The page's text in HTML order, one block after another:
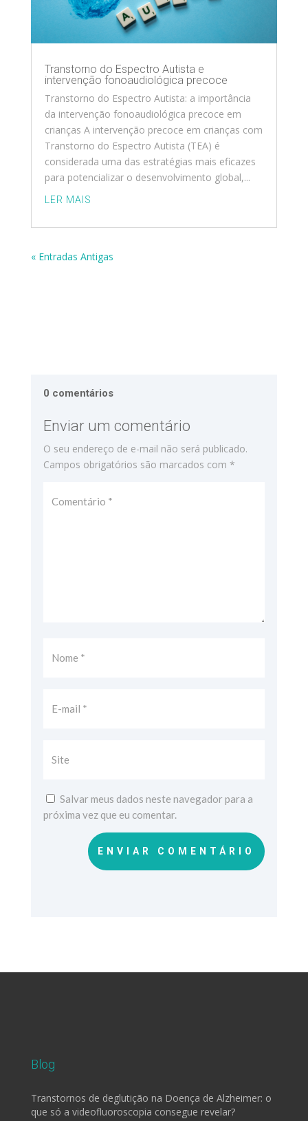
Transtorno do Espectro Autista e
intervenção fonoaudiológica precoce
Transtorno do Espectro Autista: a importância
da intervenção fonoaudiológica precoce em
crianças A intervenção precoce em crianças com
Transtorno do Espectro Autista (TEA) é
considerada uma das estratégias mais eficazes
para potencializar o desenvolvimento global,...
LER MAIS
« Entradas Antigas
0 comentários
Enviar um comentário
O seu endereço de e-mail não será publicado.
Campos obrigatórios são marcados com *
Salvar meus dados neste navegador para a
próxima vez que eu comentar.
ENVIAR COMENTÁRIO
Blog
Transtornos de deglutição na Doença de Alzheimer: o
que só a videofluoroscopia consegue revelar?